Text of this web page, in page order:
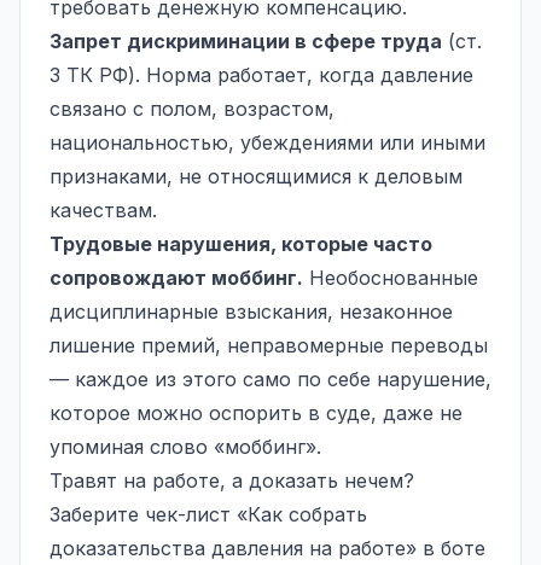
требовать денежную компенсацию.
Запрет дискриминации в сфере труда (ст.
3 ТК РФ). Норма работает, когда давление
связано с полом, возрастом,
национальностью, убеждениями или иными
признаками, не относящимися к деловым
качествам.
Трудовые нарушения, которые часто
сопровождают моббинг. Необоснованные
дисциплинарные взыскания, незаконное
лишение премий, неправомерные переводы
— каждое из этого само по себе нарушение,
которое можно оспорить в суде, даже не
упоминая слово «моббинг».
Травят на работе, а доказать нечем?
Заберите чек-лист «Как собрать
доказательства давления на работе» в боте